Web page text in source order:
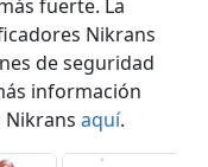
fuerte. La
Nikrans
de seguridad
información
aquí.